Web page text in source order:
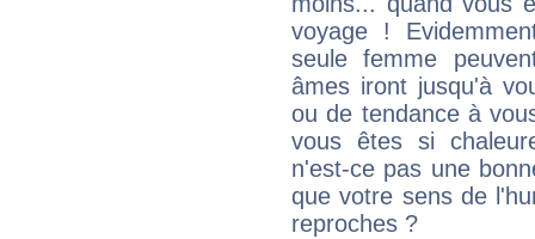
voyage !
seule femme
âmes iront jusqu'à
ou de tendance à
vous êtes si
n'est-ce pas une
que votre sens de
reproches ?